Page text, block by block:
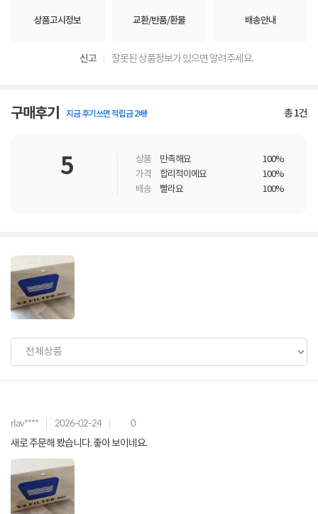
상품고시정보 교환/반품/환불 배송안내
신고 잘못된 상품정보가 있으면 알려주세요.
구매후기 지금 후기쓰면 적립금 2배! 총1건
5 상품 만족해요
100%
가격
합리적이에요
100%
배송
빨라요 100%
rlav**** 2026-02-24 0
새로 주문해 봤습니다. 좋아 보이네요.